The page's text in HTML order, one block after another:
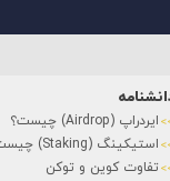
ایردراپ (Airdrop) چیست؟
استیکینگ (Staking) چیست؟
تفاوت کوین و توکن